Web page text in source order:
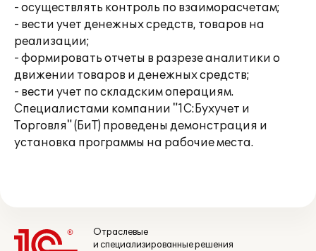
- осуществлять контроль по взаиморасчетам;
- вести учет денежных средств, товаров на
реализации;
- формировать отчеты в разрезе аналитики о
движении товаров и денежных средств;
- вести учет по складским операциям.
Специалистами компании "1С:Бухучет и
Торговля" (БиТ) проведены демонстрация и
установка программы на рабочие места.
Отраслевые
и специализированные решения